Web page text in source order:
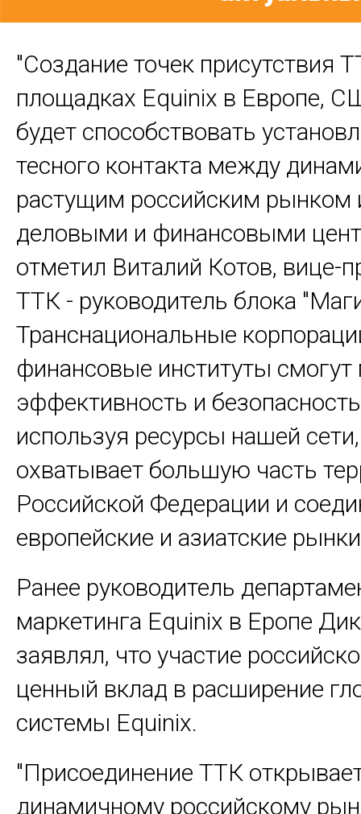
"Создание точек присутствия
площадках Equinix в Европе,
будет способствовать
тесного контакта между
растущим российским
деловыми и финансовыми
отметил Виталий Котов, вице-
ТТК - руководитель блока
Транснациональные
финансовые институты
эффективность и
используя ресурсы нашей
охватывает большую часть
Российской Федерации и
европейские и азиатские
Ранее руководитель
маркетинга Equinix в Еропе
заявлял, что участие
ценный вклад в расширение
системы Equinix.
"Присоединение ТТК
динамичному российскому